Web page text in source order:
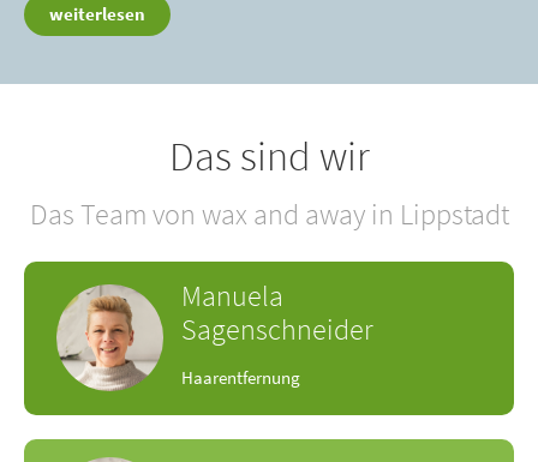
weiterlesen
Das sind wir
Das Team von wax and away in Lippstadt
Manuela
Sagenschneider
Haarentfernung